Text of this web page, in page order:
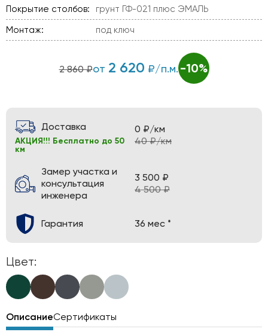
Покрытие столбов:
грунт ГФ-021 плюс ЭМАЛЬ
Монтаж:
под ключ
2 860 ₽от 2 620 ₽/п.м. -10%
Доставка
АКЦИЯ!!! Бесплатно до 50
км
0 ₽/км
40 ₽/км
Замер участка и
консультация
инженера
3 500 ₽
4 500 ₽
Гарантия 36 мес *
Цвет:
ОписаниеСертификаты